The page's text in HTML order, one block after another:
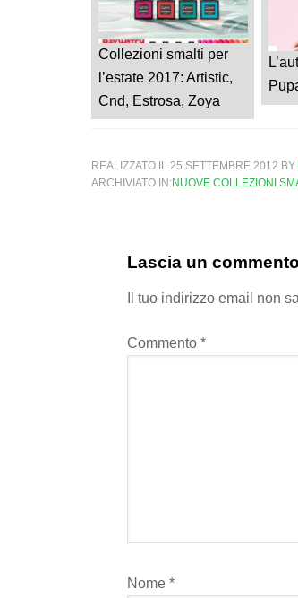
Collezioni smalti per
l’estate 2017: Artistic,
Cnd, Estrosa, Zoya
REALIZZATO IL 25 SETTEMBRE 2012 BY
ARCHIVIATO IN:NUOVE COLLEZIONI
Lascia un commento
Il tuo indirizzo email non
Commento *
Nome *